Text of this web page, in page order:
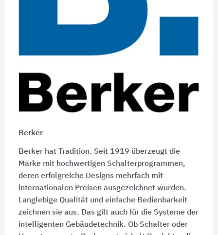
Berker
Berker hat Tradition. Seit 1919 überzeugt die
Marke mit hochwertigen Schalterprogrammen,
deren erfolgreiche Designs mehrfach mit
internationalen Preisen ausgezeichnet wurden.
Langlebige Qualität und einfache Bedienbarkeit
zeichnen sie aus. Das gilt auch für die Systeme der
intelligenten Gebäudetechnik. Ob Schalter oder